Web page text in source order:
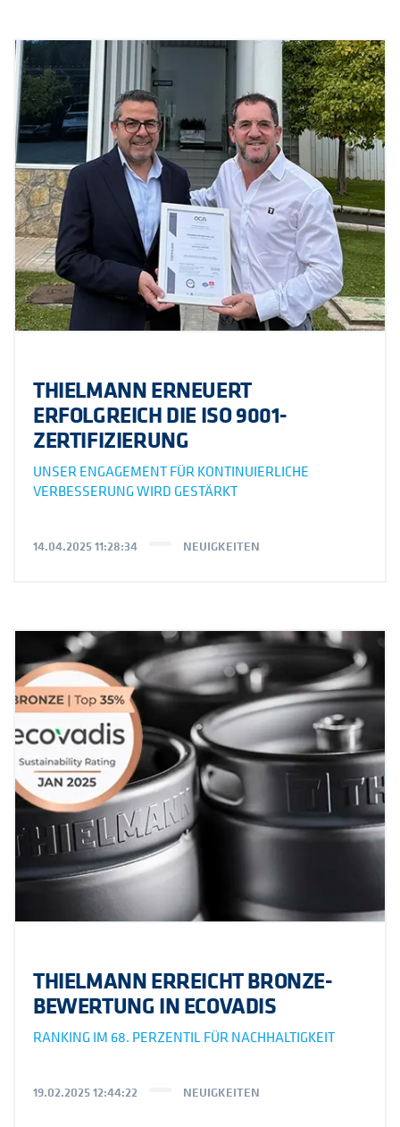
THIELMANN ERNEUERT
ERFOLGREICH DIE ISO 9001-
ZERTIFIZIERUNG
UNSER ENGAGEMENT FÜR KONTINUIERLICHE
VERBESSERUNG WIRD GESTÄRKT
14.04.2025 11:28:34 NEUIGKEITEN
THIELMANN ERREICHT BRONZE-
BEWERTUNG IN ECOVADIS
RANKING IM 68. PERZENTIL FÜR NACHHALTIGKEIT
19.02.2025 12:44:22 NEUIGKEITEN